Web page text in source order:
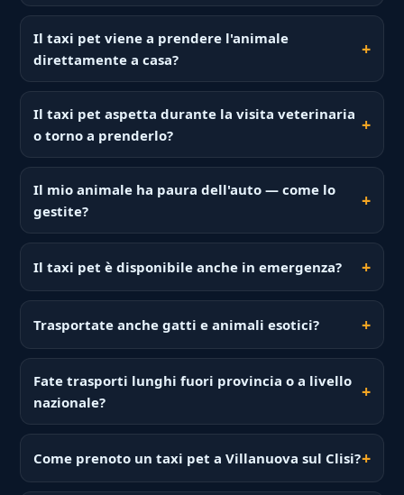
Il taxi pet viene a prendere l'animale
direttamente a casa?
Il taxi pet aspetta durante la visita veterinaria
o torno a prenderlo?
Il mio animale ha paura dell'auto — come lo
gestite?
Il taxi pet è disponibile anche in emergenza?
Trasportate anche gatti e animali esotici?
Fate trasporti lunghi fuori provincia o a livello
nazionale?
Come prenoto un taxi pet a Villanuova sul Clisi?